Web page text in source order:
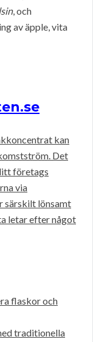
, och
av äpple, vita
kan
Det
företags
via
särskilt lönsamt
letar efter något
flaskor och
traditionella